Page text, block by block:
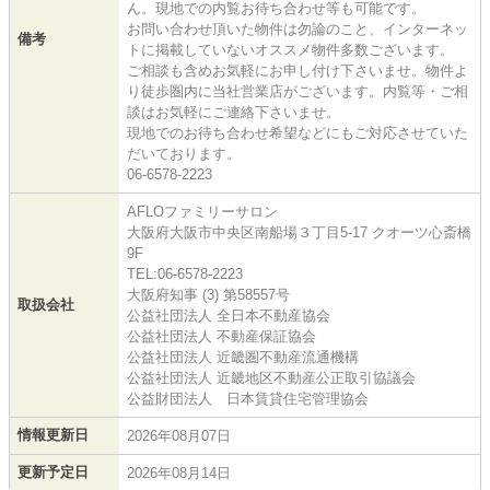
備考
ん。現地での内覧お待ち合わせ等も可能です。
お問い合わせ頂いた物件は勿論のこと、インターネッ
トに掲載していないオススメ物件多数ございます。
ご相談も含めお気軽にお申し付け下さいませ。物件よ
り徒歩圏内に当社営業店がございます。内覧等・ご相
談はお気軽にご連絡下さいませ。
現地でのお待ち合わせ希望などにもご対応させていた
だいております。
06-6578-2223
取扱会社
AFLOファミリーサロン
大阪府大阪市中央区南船場３丁目5-17 クオーツ心斎橋
9F
TEL:06-6578-2223
大阪府知事 (3) 第58557号
公益社団法人 全日本不動産協会
公益社団法人 不動産保証協会
公益社団法人 近畿圏不動産流通機構
公益社団法人 近畿地区不動産公正取引協議会
公益財団法人 日本賃貸住宅管理協会
情報更新日 2026年08月07日
更新予定日 2026年08月14日